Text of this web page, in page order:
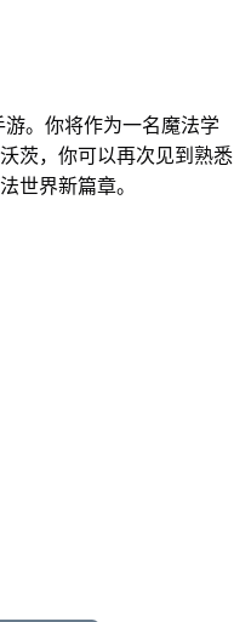
游。你将作为一名魔法学
茨，你可以再次见到熟悉
世界新篇章。